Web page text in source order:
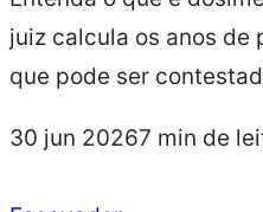
juiz calcula os anos de
que pode ser
30 jun 20267 min de